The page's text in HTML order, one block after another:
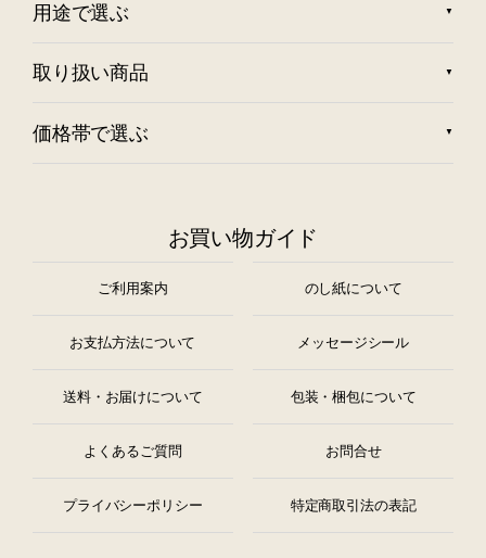
用途で選ぶ
取り扱い商品
価格帯で選ぶ
お買い物ガイド
ご利用案内 のし紙について
お支払方法について メッセージシール
送料・お届けについて 包装・梱包について
よくあるご質問 お問合せ
プライバシーポリシー 特定商取引法の表記